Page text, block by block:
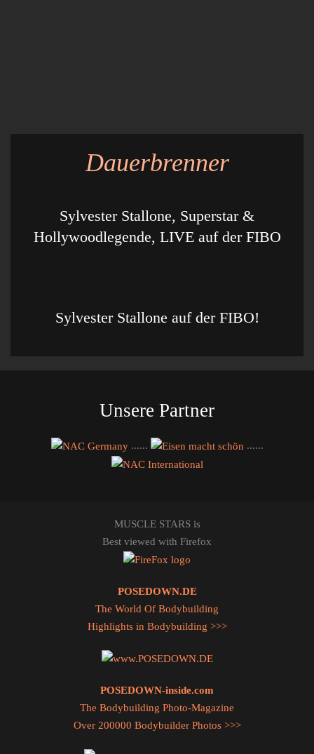
Dauerbrenner
Sylvester Stallone, Superstar &
Hollywoodlegende, LIVE auf der FIBO
Sylvester Stallone auf der FIBO!
Unsere Partner
...... ......
MUSCLE STARS is
Best viewed with Firefox
POSEDOWN.DE
The World Of Bodybuilding
Highlights in Bodybuilding >>>
POSEDOWN-inside.com
The Bodybuilding Photo-Magazine
Over 200000 Bodybuilder Photos >>>